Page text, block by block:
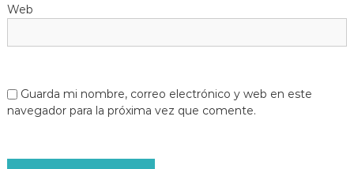
Web
Guarda mi nombre, correo electrónico y web en este
navegador para la próxima vez que comente.